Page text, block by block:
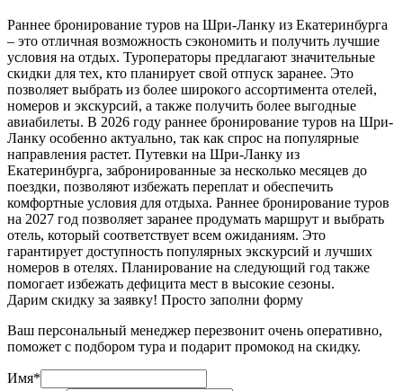
Раннее бронирование туров на Шри-Ланку из Екатеринбурга
– это отличная возможность сэкономить и получить лучшие
условия на отдых. Туроператоры предлагают значительные
скидки для тех, кто планирует свой отпуск заранее. Это
позволяет выбрать из более широкого ассортимента отелей,
номеров и экскурсий, а также получить более выгодные
авиабилеты. В 2026 году раннее бронирование туров на Шри-
Ланку особенно актуально, так как спрос на популярные
направления растет. Путевки на Шри-Ланку из
Екатеринбурга, забронированные за несколько месяцев до
поездки, позволяют избежать переплат и обеспечить
комфортные условия для отдыха. Раннее бронирование туров
на 2027 год позволяет заранее продумать маршрут и выбрать
отель, который соответствует всем ожиданиям. Это
гарантирует доступность популярных экскурсий и лучших
номеров в отелях. Планирование на следующий год также
помогает избежать дефицита мест в высокие сезоны.
Дарим скидку за заявку! Просто заполни форму
Ваш персональный менеджер перезвонит очень оперативно,
поможет с подбором тура и подарит промокод на скидку.
Имя*